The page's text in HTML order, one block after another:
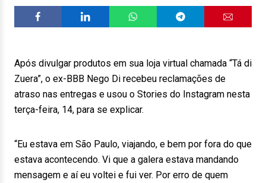
Após divulgar produtos em sua loja virtual chamada “Tá di
Zuera”, o ex-BBB Nego Di recebeu reclamações de
atraso nas entregas e usou o Stories do Instagram nesta
terça-feira, 14, para se explicar.
“Eu estava em São Paulo, viajando, e bem por fora do que
estava acontecendo. Vi que a galera estava mandando
mensagem e aí eu voltei e fui ver. Por erro de quem